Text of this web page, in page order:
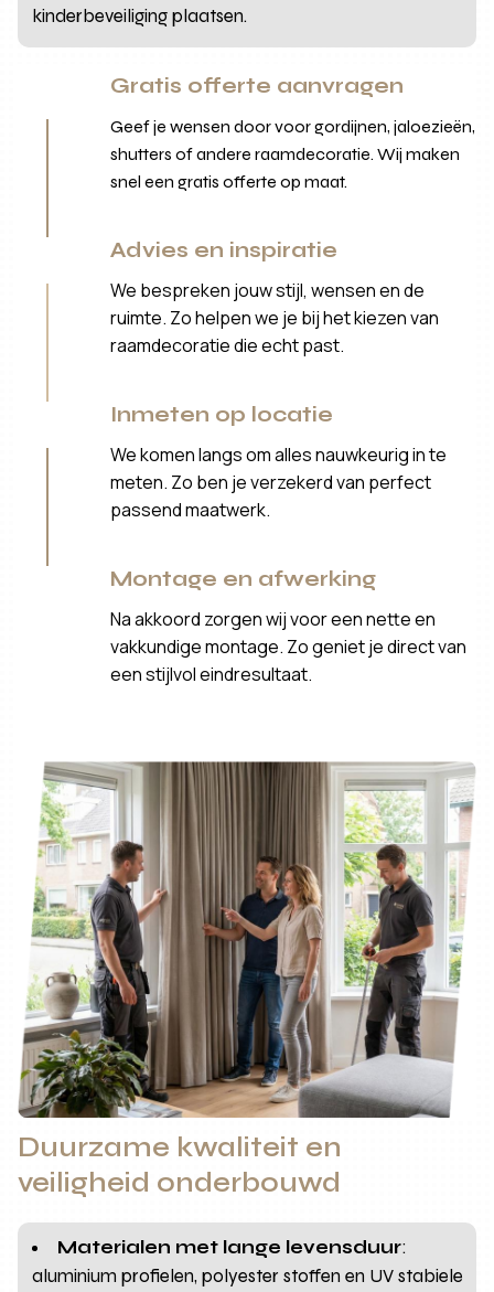
kinderbeveiliging plaatsen.
Gratis offerte aanvragen
Geef je wensen door voor gordijnen, jaloezieën,
shutters of andere raamdecoratie. Wij maken
snel een gratis offerte op maat.
Advies en inspiratie
We bespreken jouw stijl, wensen en de
ruimte. Zo helpen we je bij het kiezen van
raamdecoratie die echt past.
Inmeten op locatie
We komen langs om alles nauwkeurig in te
meten. Zo ben je verzekerd van perfect
passend maatwerk.
Montage en afwerking
Na akkoord zorgen wij voor een nette en
vakkundige montage. Zo geniet je direct van
een stijlvol eindresultaat.
Duurzame kwaliteit en
veiligheid onderbouwd
Materialen met lange levensduur:
aluminium profielen, polyester stoffen en UV stabiele